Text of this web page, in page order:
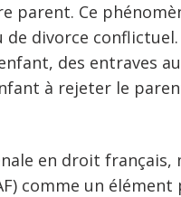
parent. Ce
divorce
des entraves
à rejeter le
en droit français,
comme un